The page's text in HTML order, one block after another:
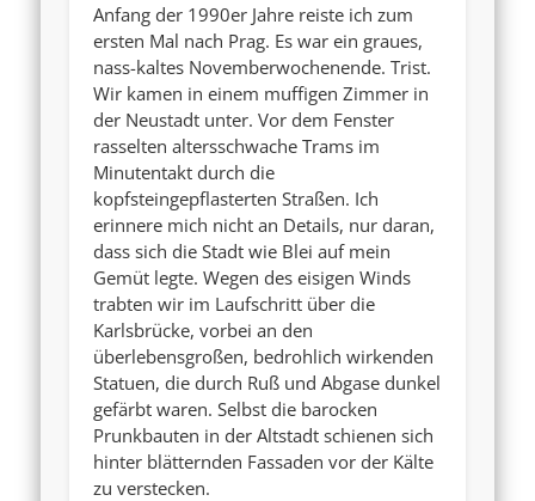
Anfang der 1990er Jahre reiste ich zum
ersten Mal nach Prag. Es war ein graues,
nass-kaltes Novemberwochenende. Trist.
Wir kamen in einem muffigen Zimmer in
der Neustadt unter. Vor dem Fenster
rasselten altersschwache Trams im
Minutentakt durch die
kopfsteingepflasterten Straßen. Ich
erinnere mich nicht an Details, nur daran,
dass sich die Stadt wie Blei auf mein
Gemüt legte. Wegen des eisigen Winds
trabten wir im Laufschritt über die
Karlsbrücke, vorbei an den
überlebensgroßen, bedrohlich wirkenden
Statuen, die durch Ruß und Abgase dunkel
gefärbt waren. Selbst die barocken
Prunkbauten in der Altstadt schienen sich
hinter blätternden Fassaden vor der Kälte
zu verstecken.